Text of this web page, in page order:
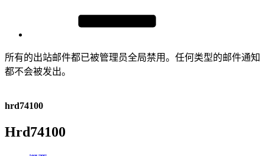
所有的出站邮件都已被管理员全局禁用。任何类型的邮件通知
都不会被发出。
hrd74100
Hrd74100